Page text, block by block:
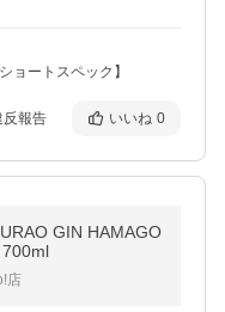
ョートスペック】
反報告 いいね 0
GIN HAMAGO
店